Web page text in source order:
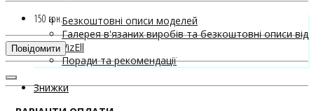
Безкоштовні описи моделей
Галерея в'язаних виробів та безкоштовні описи від
VizEll
Поради та рекомендації
Знижки
150 грн.
Повідомити